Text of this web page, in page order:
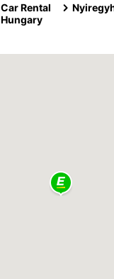
Car Rental
Hungary